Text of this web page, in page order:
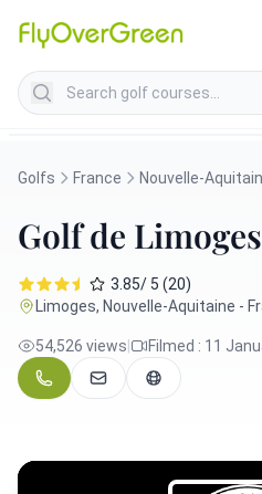
Search golf courses
Golfs France Nouvelle-
Golf de Limoges
3.85/ 5 (20)
Limoges, Nouvelle-Aquitaine -
54,526 views Filmed : 11